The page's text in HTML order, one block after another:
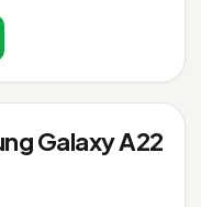
Galaxy A22